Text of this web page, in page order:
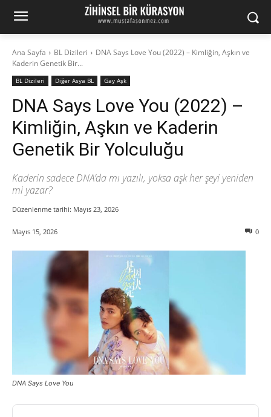
Ana Sayfa BL Dizileri
DNA Says Love You (2022) – Kimliğin, Aşkın ve
Kaderin Genetik Bir...
BL Dizileri Diğer Asya BL Gay Aşk
DNA Says Love You (2022) –
Kimliğin, Aşkın ve Kaderin
Genetik Bir Yolculuğu
Kaderin sadece DNA’da mı yazılı, yoksa aşk her şeyi yeniden
mi yazar?
Düzenlenme tarihi: Mayıs 23, 2026
Mayıs 15, 2026 0
DNA Says Love You